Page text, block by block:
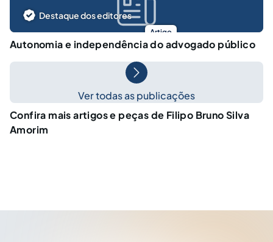
Artigo
Destaque dos editores
Autonomia e independência do advogado público
Ver todas as publicações
Confira mais artigos e peças de Filipo Bruno Silva
Amorim